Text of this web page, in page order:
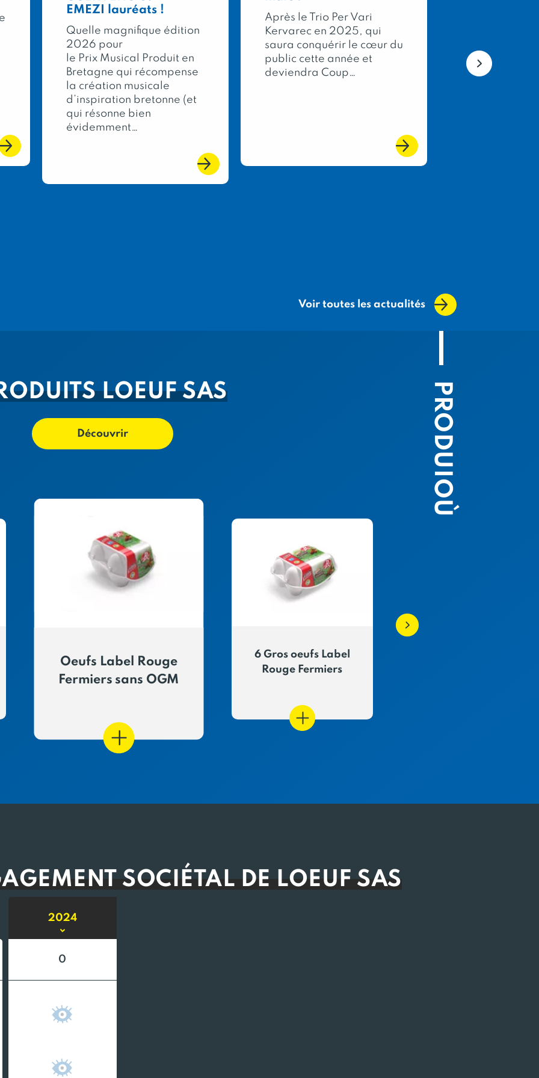
EMEZI lauréats !
Quelle magnifique édition
2026 pour
le Prix Musical Produit en
Bretagne qui récompense
la création musicale
d’inspiration bretonne (et
qui résonne bien
évidemment…
Après le Trio Per Vari
Kervarec en 2025, qui
saura conquérir le cœur du
public cette année et
deviendra Coup…
Concours
Agricole,
Voir toutes les actualités
PRODUIOÙ
LOEUF SAS
Découvrir
Oeufs Label Rouge
Fermiers sans OGM
6 Gros oeufs Label
Rouge Fermiers
SOCIÉTAL DE LOEUF SAS
2024
0